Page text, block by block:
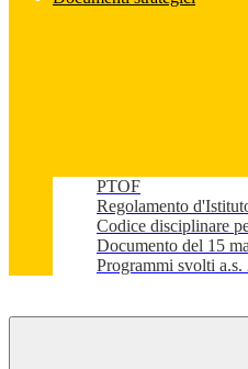
PTOF
Regolamento
Codice disciplinare
Documento del 15
Programmi svolti a.s.